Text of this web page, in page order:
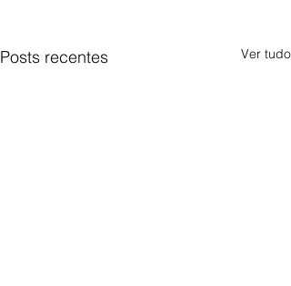
Posts recentes Ver tudo